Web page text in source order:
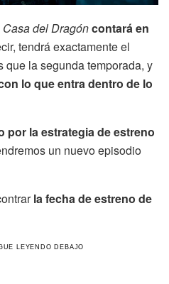
Casa del Dragóncontará en
tendrá exactamente el
que la segunda temporada, y
lo que entra dentro de lo
por la estrategia de estreno
un nuevo episodio
la fecha de estreno de